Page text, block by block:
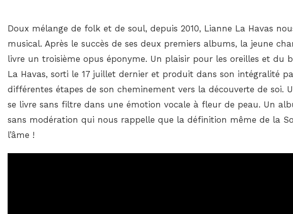
Doux mélange de folk et de soul, depuis 2010, Lianne La Havas
musical. Après le succès de ses deux premiers albums, la jeune
livre un troisième opus éponyme. Un plaisir pour les oreilles et du
La Havas, sorti le 17 juillet dernier et produit dans son intégralité
différentes étapes de son cheminement vers la découverte de soi.
se livre sans filtre dans une émotion vocale à fleur de peau. Un
sans modération qui nous rappelle que la définition même de la
l’âme !